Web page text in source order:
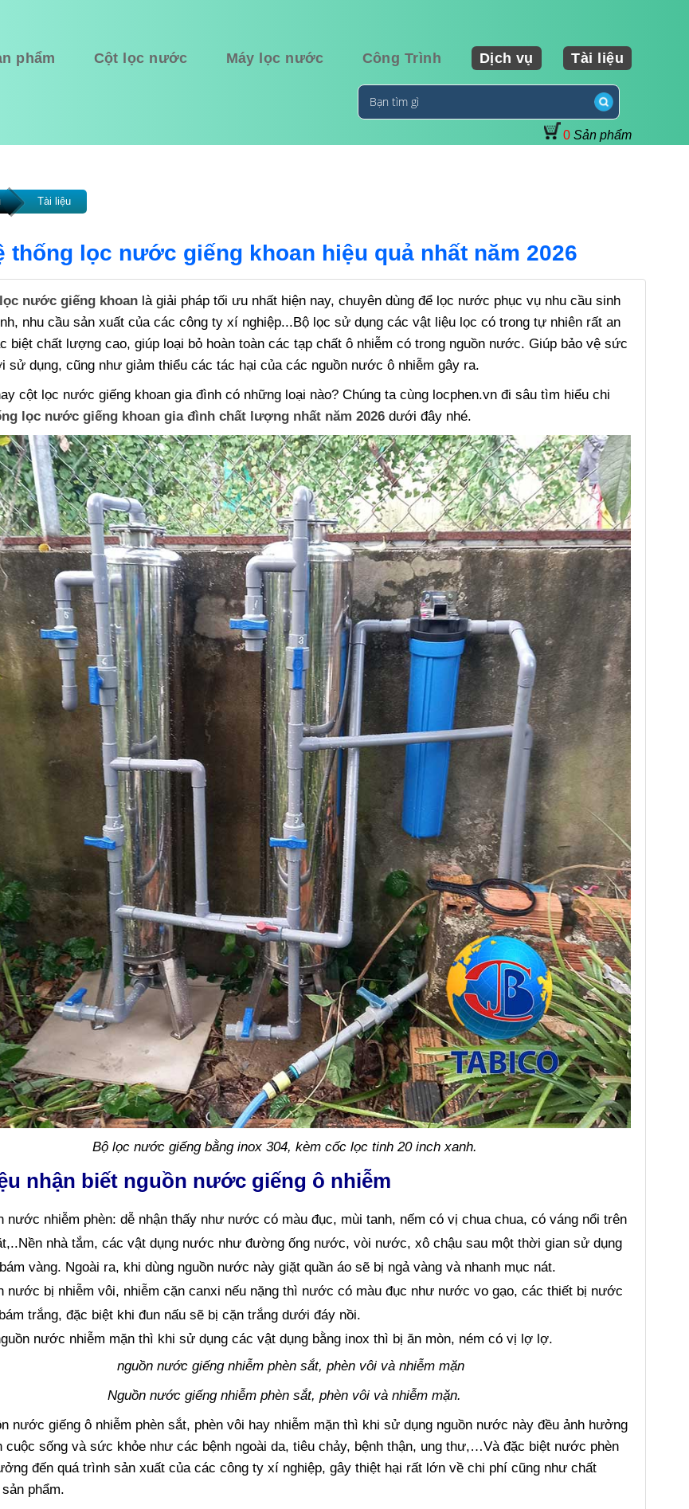
phẩm Cột lọc nước Máy lọc nước Công Trình Dịch vụ Tài liệu
0 Sản phẩm
Tài liệu
thống lọc nước giếng khoan hiệu quả nhất năm 2026
nước giếng khoan là giải pháp tối ưu nhất hiện nay, chuyên dùng để lọc nước phục vụ nhu cầu sinh
nhu cầu sản xuất của các công ty xí nghiệp...Bộ lọc sử dụng các vật liệu lọc có trong tự nhiên rất an
biệt chất lượng cao, giúp loại bỏ hoàn toàn các tạp chất ô nhiễm có trong nguồn nước. Giúp bảo vệ sức
sử dụng, cũng như giảm thiểu các tác hại của các nguồn nước ô nhiễm gây ra.
cột lọc nước giếng khoan gia đình có những loại nào? Chúng ta cùng locphen.vn đi sâu tìm hiểu chi
lọc nước giếng khoan gia đình chất lượng nhất năm 2026 dưới đây nhé.
Bộ lọc nước giếng bằng inox 304, kèm cốc lọc tinh 20 inch xanh.
nhận biết nguồn nước giếng ô nhiễm
nước nhiễm phèn: dễ nhận thấy như nước có màu đục, mùi tanh, nếm có vị chua chua, có váng nổi trên
nhà tắm, các vật dụng nước như đường ống nước, vòi nước, xô chậu sau một thời gian sử dụng
vàng. Ngoài ra, khi dùng nguồn nước này giặt quần áo sẽ bị ngả vàng và nhanh mục nát.
nước bị nhiễm vôi, nhiễm cặn canxi nếu nặng thì nước có màu đục như nước vo gạo, các thiết bị nước
trắng, đặc biệt khi đun nấu sẽ bị cặn trắng dưới đáy nồi.
nước nhiễm mặn thì khi sử dụng các vật dụng bằng inox thì bị ăn mòn, ném có vị lợ lợ.
Nguồn nước giếng nhiễm phèn sắt, phèn vôi và nhiễm mặn.
nước giếng ô nhiễm phèn sắt, phèn vôi hay nhiễm mặn thì khi sử dụng nguồn nước này đều ảnh hưởng
cuộc sống và sức khỏe như các bệnh ngoài da, tiêu chảy, bệnh thận, ung thư,…Và đặc biệt nước phèn
đến quá trình sản xuất của các công ty xí nghiệp, gây thiệt hại rất lớn về chi phí cũng như chất
phẩm.